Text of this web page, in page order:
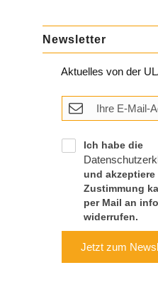
Newsletter
Jetzt zum
Aktuelles von der
Ich habe die
und akzeptiere
Zustimmung
per Mail an
widerrufen.